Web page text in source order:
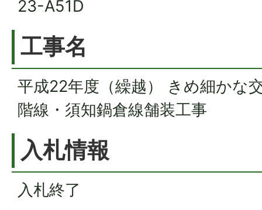
23-A51D
工事名
平成22年度（繰越） きめ細かな
階線・須知鍋倉線舗装工事
入札情報
入札終了